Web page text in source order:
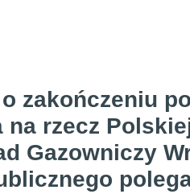
o zakończeniu
rzecz
Gazowniczy